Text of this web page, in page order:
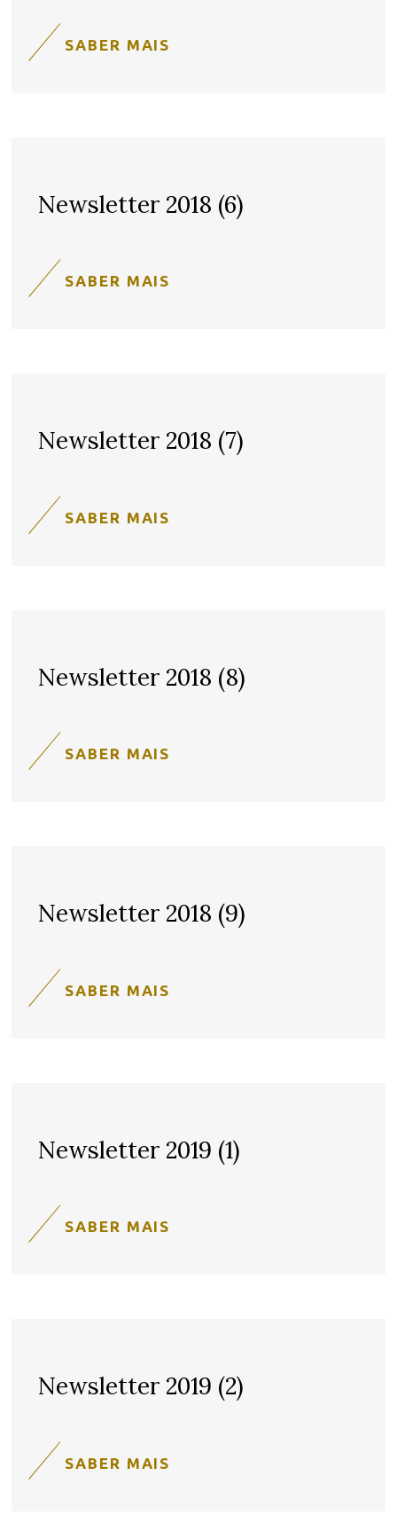
SABER MAIS
Newsletter 2018 (6)
SABER MAIS
Newsletter 2018 (7)
SABER MAIS
Newsletter 2018 (8)
SABER MAIS
Newsletter 2018 (9)
SABER MAIS
Newsletter 2019 (1)
SABER MAIS
Newsletter 2019 (2)
SABER MAIS